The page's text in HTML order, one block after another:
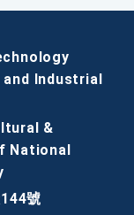
Industrial
&
National
號